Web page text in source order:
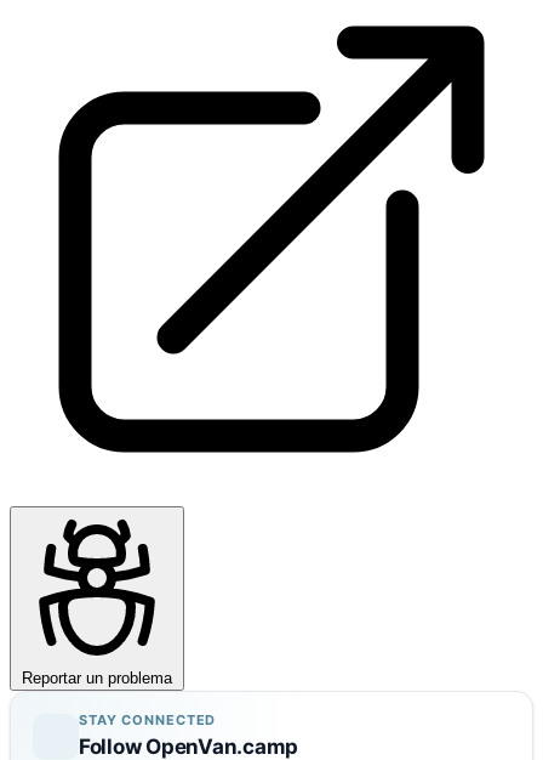
Reportar un problema
STAY CONNECTED
Follow OpenVan.camp